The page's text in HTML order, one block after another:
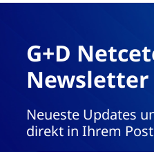
G+D
Newsletter
Neueste Updates
direkt in Ihrem